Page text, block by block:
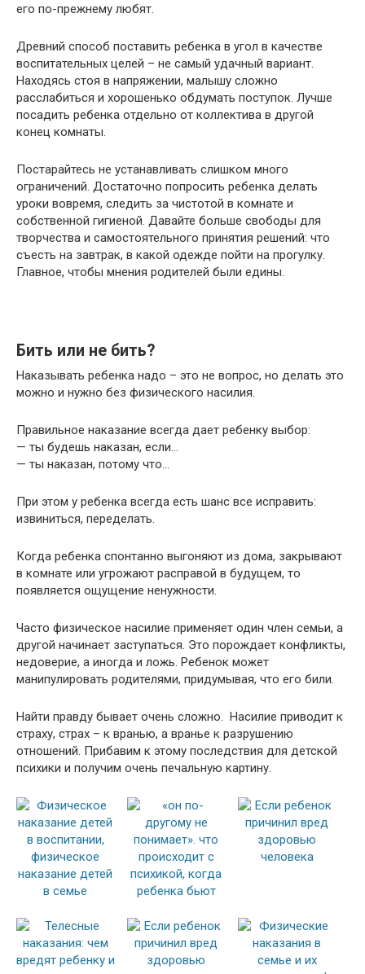
его по-прежнему любят.
Древний способ поставить ребенка в угол в качестве
воспитательных целей – не самый удачный вариант.
Находясь стоя в напряжении, малышу сложно
расслабиться и хорошенько обдумать поступок. Лучше
посадить ребенка отдельно от коллектива в другой
конец комнаты.
Постарайтесь не устанавливать слишком много
ограничений. Достаточно попросить ребенка делать
уроки вовремя, следить за чистотой в комнате и
собственной гигиеной. Давайте больше свободы для
творчества и самостоятельного принятия решений: что
съесть на завтрак, в какой одежде пойти на прогулку.
Главное, чтобы мнения родителей были едины.
Бить или не бить?
Наказывать ребенка надо – это не вопрос, но делать это
можно и нужно без физического насилия.
Правильное наказание всегда дает ребенку выбор:
— ты будешь наказан, если…
— ты наказан, потому что…
При этом у ребенка всегда есть шанс все исправить:
извиниться, переделать.
Когда ребенка спонтанно выгоняют из дома, закрывают
в комнате или угрожают расправой в будущем, то
появляется ощущение ненужности.
Часто физическое насилие применяет один член семьи, а
другой начинает заступаться. Это порождает конфликты,
недоверие, а иногда и ложь. Ребенок может
манипулировать родителями, придумывая, что его били.
Найти правду бывает очень сложно. Насилие приводит к
страху, страх – к вранью, а вранье к разрушению
отношений. Прибавим к этому последствия для детской
психики и получим очень печальную картину.